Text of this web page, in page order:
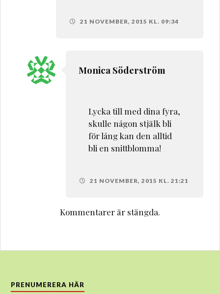
21 NOVEMBER, 2015 KL. 09:34
Monica Söderström
Lycka till med dina fyra,
skulle någon stjälk bli
för lång kan den alltid
bli en snittblomma!
21 NOVEMBER, 2015 KL. 21:21
Kommentarer är stängda.
PRENUMERERA HÄR